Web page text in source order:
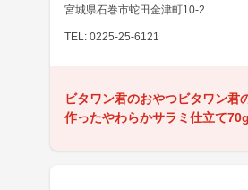
宮城県石巻市蛇田金津町10-2
TEL: 0225-25-6121
ビタワン君のおやつビタワン君
作ったやわらかサラミ仕立て70g